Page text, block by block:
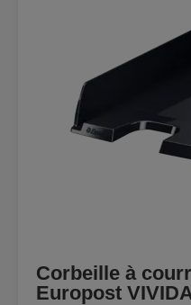
Corbeille à
Europost